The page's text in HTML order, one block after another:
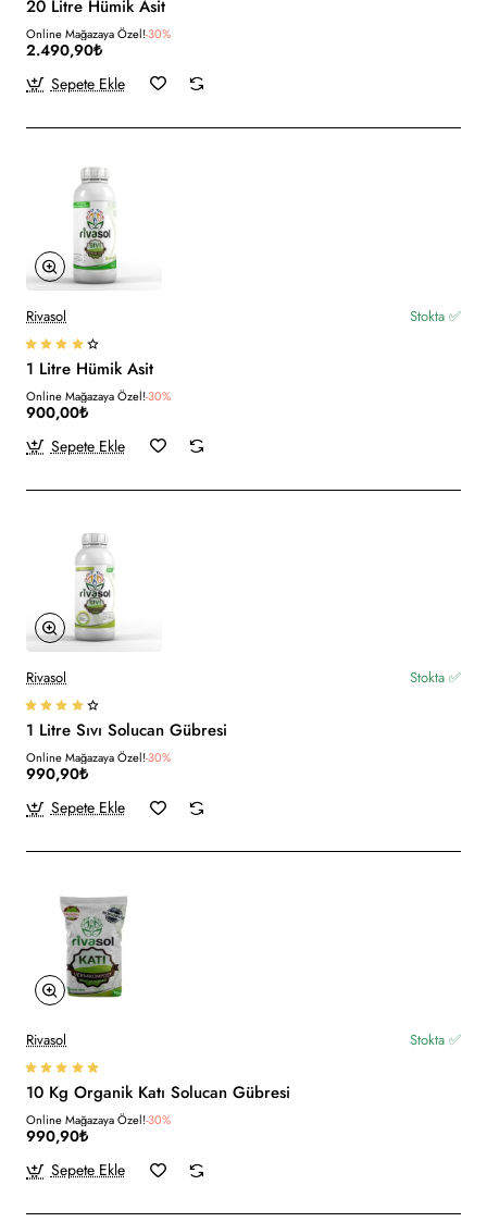
20 Litre Hümik Asit
Online Mağazaya Özel!-30%
2.490,90₺
Sepete Ekle
Rivasol Stokta ✅
1 Litre Hümik Asit
Online Mağazaya Özel!-30%
900,00₺
Sepete Ekle
Rivasol Stokta ✅
1 Litre Sıvı Solucan Gübresi
Online Mağazaya Özel!-30%
990,90₺
Sepete Ekle
Rivasol Stokta ✅
10 Kg Organik Katı Solucan Gübresi
Online Mağazaya Özel!-30%
990,90₺
Sepete Ekle